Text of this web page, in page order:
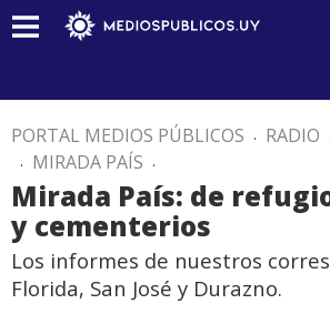
PORTAL MEDIOS PÚBLICOS . RADIO
. MIRADA PAÍS .
Mirada País: de
y cementerios
Los informes de nuestros
Florida, San José y Durazno.